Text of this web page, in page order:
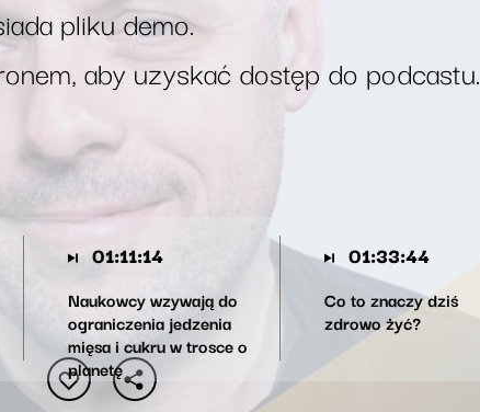
pliku demo.
aby uzyskać dostęp do podcastu.
01:11:14
Naukowcy wzywają do
ograniczenia jedzenia
mięsa i cukru w trosce o
planetę
01:33:44
Co to znaczy dziś
zdrowo żyć?